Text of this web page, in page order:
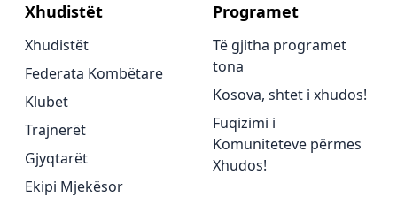
Xhudistët
Xhudistët
Federata Kombëtare
Klubet
Trajnerët
Gjyqtarët
Ekipi Mjekësor
Programet
Të gjitha programet
tona
Kosova, shtet i xhudos!
Fuqizimi i
Komuniteteve përmes
Xhudos!